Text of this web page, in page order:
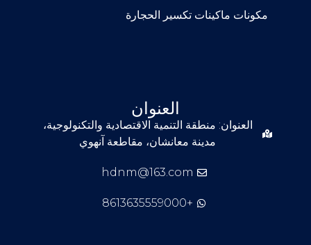
مكونات ماكينات تكسير الحجارة
العنوان
العنوان: منطقة التنمية الاقتصادية والتكنولوجية،
مدينة معانشان، مقاطعة آنهوي
hdnm@163.com
+8613635559000